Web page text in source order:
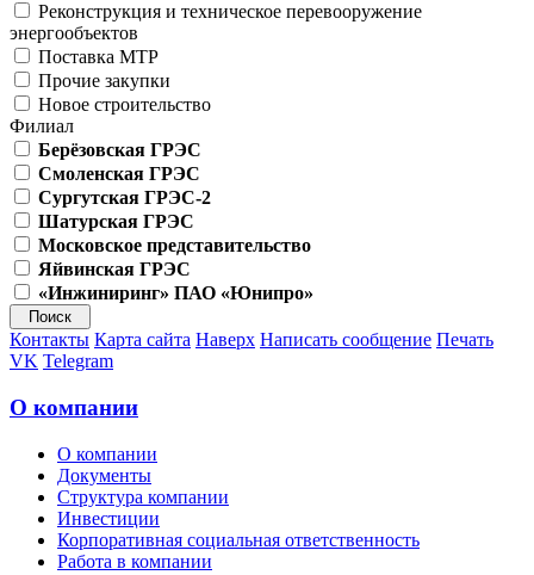
Реконструкция и техническое перевооружение
энергообъектов
Поставка МТР
Прочие закупки
Новое строительство
Филиал
Берёзовская ГРЭС
Смоленская ГРЭС
Сургутская ГРЭС-2
Шатурская ГРЭС
Московское представительство
Яйвинская ГРЭС
«Инжиниринг» ПАО «Юнипро»
Контакты Карта сайта Наверх Написать сообщение Печать
VK Telegram
О компании
О компании
Документы
Структура компании
Инвестиции
Корпоративная социальная ответственность
Работа в компании